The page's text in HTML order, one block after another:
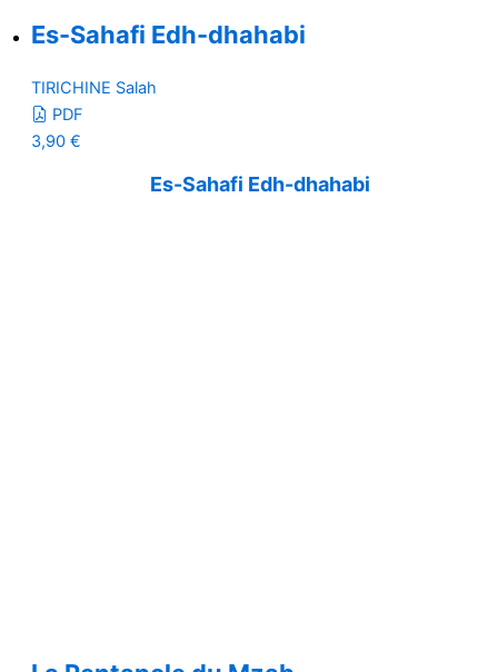
Es-Sahafi Edh-dhahabi
TIRICHINE Salah
PDF
3,90 €
Es-Sahafi Edh-dhahabi